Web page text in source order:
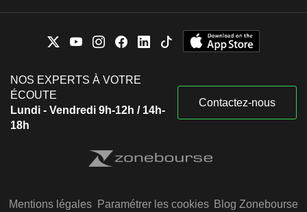
NOS EXPERTS À VOTRE
ÉCOUTE
Lundi - Vendredi 9h-12h / 14h-
18h
Contactez-nous
Mentions légales Paramétrer les cookies Blog Zonebourse